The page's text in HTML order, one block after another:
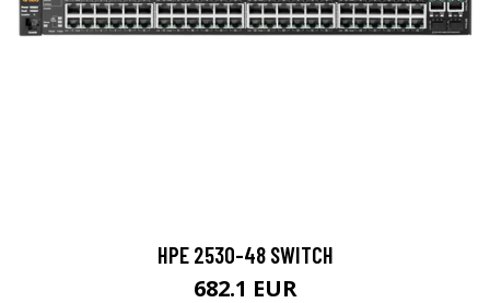
HPE 2530-48 SWITCH
682.1 EUR